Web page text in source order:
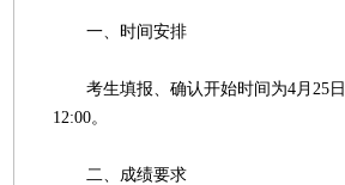
一、时间安排
考生填报、确认开始时间为4月25日
12:00。
二、成绩要求